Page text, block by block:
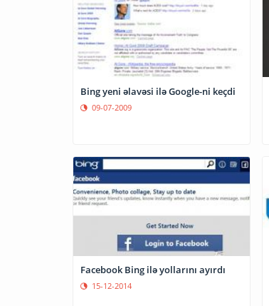
Bing yeni əlavəsi ilə Google-ni keçdi
09-07-2009
Facebook Bing ilə yollarını ayırdı
15-12-2014